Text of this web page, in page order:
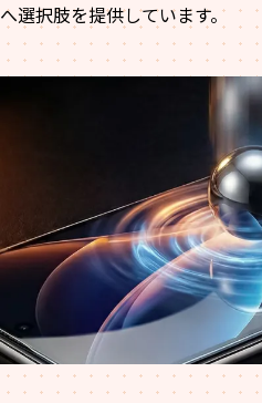
へ選択肢を提供しています。